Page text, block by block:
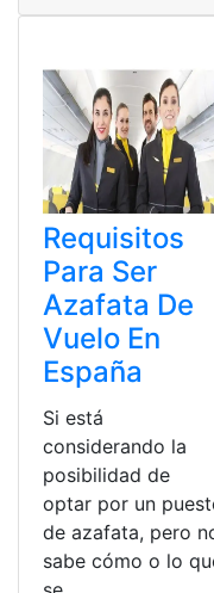
Requisitos
Para Ser
Azafata De
Vuelo En
España
Si está
considerando la
posibilidad de
optar por un
de azafata, pero
sabe cómo o lo